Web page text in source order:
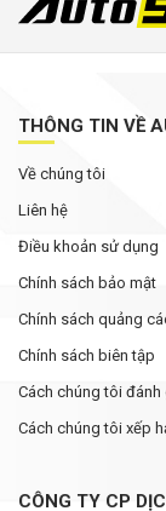
THÔNG TIN VỀ
Về chúng tôi
Liên hệ
Điều khoản sử dụng
Chính sách bảo mật
Chính sách quảng
Chính sách biên tập
Cách chúng tôi đánh
Cách chúng tôi xếp
CÔNG TY CP